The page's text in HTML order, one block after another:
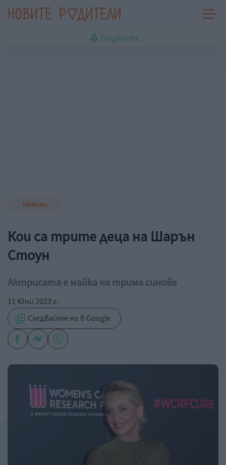
Подкаст
Новини
Кои са трите деца на Шарън
Стоун
Актрисата е майка на трима синове
11 Юни 2023 г.
Следвайте ни в Google